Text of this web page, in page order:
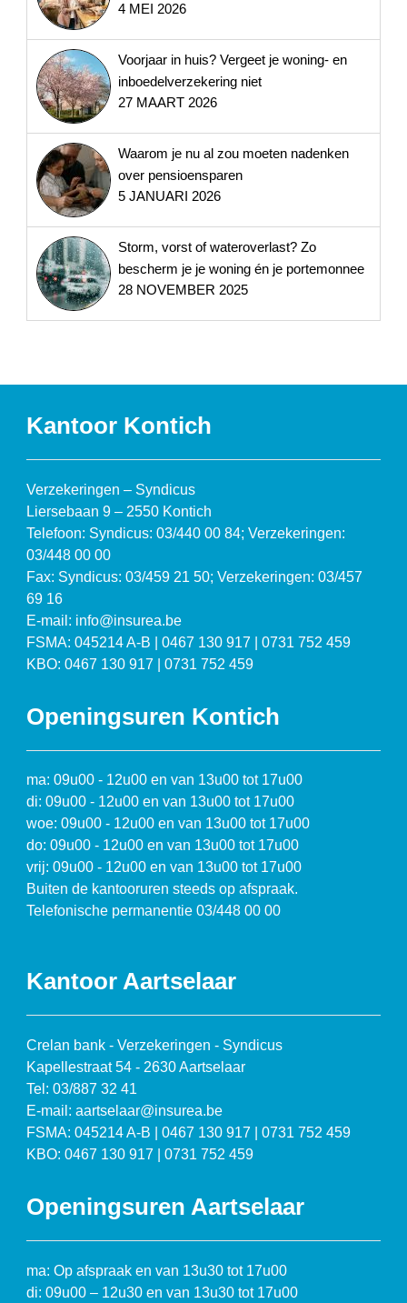
4 MEI 2026
Voorjaar in huis? Vergeet je woning- en
inboedelverzekering niet
27 MAART 2026
Waarom je nu al zou moeten nadenken
over pensioensparen
5 JANUARI 2026
Storm, vorst of wateroverlast? Zo
bescherm je je woning én je portemonnee
28 NOVEMBER 2025
Kantoor Kontich
Verzekeringen – Syndicus
Liersebaan 9 – 2550 Kontich
Telefoon: Syndicus: 03/440 00 84; Verzekeringen:
03/448 00 00
Fax: Syndicus: 03/459 21 50; Verzekeringen: 03/457
69 16
E-mail: info@insurea.be
FSMA: 045214 A-B | 0467 130 917 | 0731 752 459
KBO: 0467 130 917 | 0731 752 459
Openingsuren Kontich
ma: 09u00 - 12u00 en van 13u00 tot 17u00
di: 09u00 - 12u00 en van 13u00 tot 17u00
woe: 09u00 - 12u00 en van 13u00 tot 17u00
do: 09u00 - 12u00 en van 13u00 tot 17u00
vrij: 09u00 - 12u00 en van 13u00 tot 17u00
Buiten de kantooruren steeds op afspraak.
Telefonische permanentie 03/448 00 00
Kantoor Aartselaar
Crelan bank - Verzekeringen - Syndicus
Kapellestraat 54 - 2630 Aartselaar
Tel: 03/887 32 41
E-mail: aartselaar@insurea.be
FSMA: 045214 A-B | 0467 130 917 | 0731 752 459
KBO: 0467 130 917 | 0731 752 459
Openingsuren Aartselaar
ma: Op afspraak en van 13u30 tot 17u00
di: 09u00 – 12u30 en van 13u30 tot 17u00